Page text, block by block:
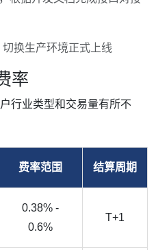
换生产环境正式上线
率
行业类型和交易量有所不
费率范围 结算周期
0.38% -
0.6%
T+1